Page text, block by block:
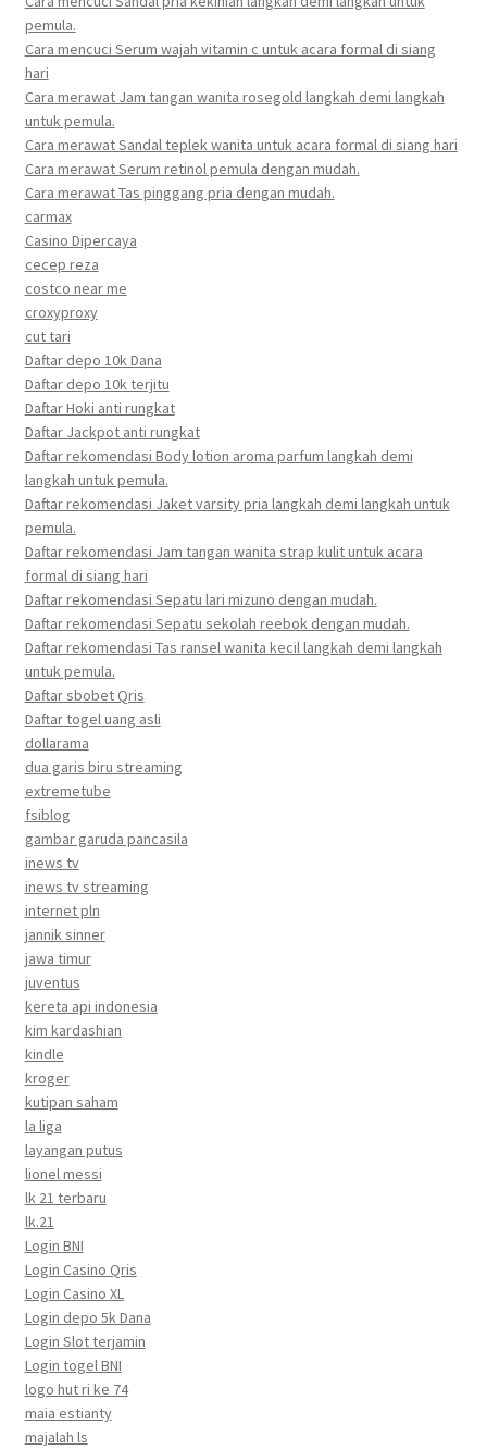
pemula.
Cara mencuci Serum wajah vitamin c untuk acara formal di siang
hari
Cara merawat Jam tangan wanita rosegold langkah demi langkah
untuk pemula.
Cara merawat Sandal teplek wanita untuk acara formal di siang hari
Cara merawat Serum retinol pemula dengan mudah.
Cara merawat Tas pinggang pria dengan mudah.
carmax
Casino Dipercaya
cecep reza
costco near me
croxyproxy
cut tari
Daftar depo 10k Dana
Daftar depo 10k terjitu
Daftar Hoki anti rungkat
Daftar Jackpot anti rungkat
Daftar rekomendasi Body lotion aroma parfum langkah demi
langkah untuk pemula.
Daftar rekomendasi Jaket varsity pria langkah demi langkah untuk
pemula.
Daftar rekomendasi Jam tangan wanita strap kulit untuk acara
formal di siang hari
Daftar rekomendasi Sepatu lari mizuno dengan mudah.
Daftar rekomendasi Sepatu sekolah reebok dengan mudah.
Daftar rekomendasi Tas ransel wanita kecil langkah demi langkah
untuk pemula.
Daftar sbobet Qris
Daftar togel uang asli
dollarama
dua garis biru streaming
extremetube
fsiblog
gambar garuda pancasila
inews tv
inews tv streaming
internet pln
jannik sinner
jawa timur
juventus
kereta api indonesia
kim kardashian
kindle
kroger
kutipan saham
la liga
layangan putus
lionel messi
lk 21 terbaru
lk.21
Login BNI
Login Casino Qris
Login Casino XL
Login depo 5k Dana
Login Slot terjamin
Login togel BNI
logo hut ri ke 74
maia estianty
majalah ls